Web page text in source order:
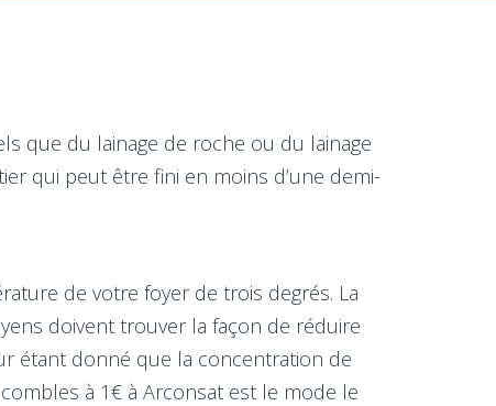
que du lainage de roche ou du lainage
qui peut être fini en moins d’une demi-
de votre foyer de trois degrés. La
doivent trouver la façon de réduire
étant donné que la concentration de
à 1€ à Arconsat est le mode le